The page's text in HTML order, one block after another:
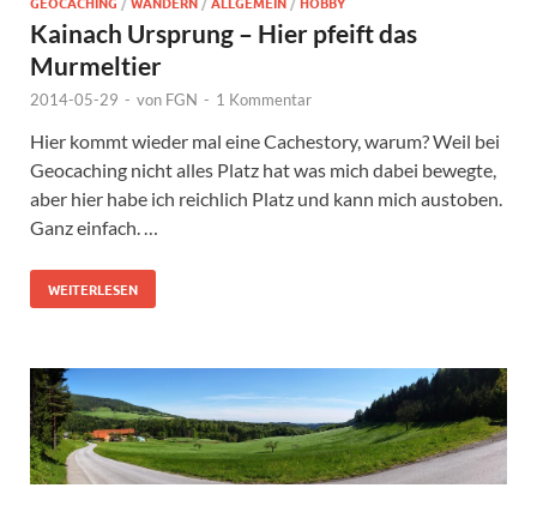
Kainach Ursprung – Hier pfeift das
Murmeltier
2014-05-29 - von FGN - 1 Kommentar
Hier kommt wieder mal eine Cachestory, warum? Weil bei
Geocaching nicht alles Platz hat was mich dabei bewegte,
aber hier habe ich reichlich Platz und kann mich austoben.
Ganz einfach. …
WEITERLESEN